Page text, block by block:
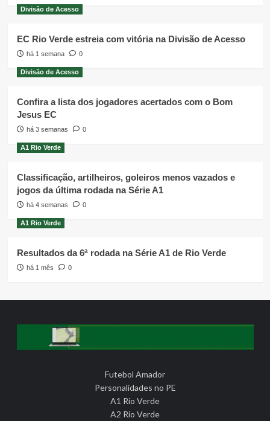
Divisão de Acesso
EC Rio Verde estreia com vitória na Divisão de Acesso
há 1 semana 0
Divisão de Acesso
Confira a lista dos jogadores acertados com o Bom
Jesus EC
há 3 semanas 0
A1 Rio Verde
Classificação, artilheiros, goleiros menos vazados e
jogos da última rodada na Série A1
há 4 semanas 0
A1 Rio Verde
Resultados da 6ª rodada na Série A1 de Rio Verde
há 1 mês 0
Futebol Amador
Personalidades no PE
A1 Rio Verde
A2 Rio Verde